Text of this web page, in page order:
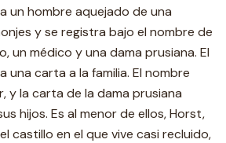
un hombre aquejado de una
y se registra bajo el nombre de
un médico y una dama prusiana. El
carta a la familia. El nombre
y la carta de la dama prusiana
hijos. Es al menor de ellos, Horst,
castillo en el que vive casi recluido,